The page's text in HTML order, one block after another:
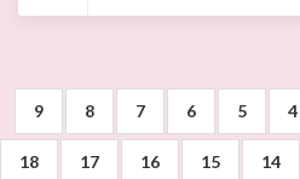
4
5
6
7
8
9
14
15
16
17
18